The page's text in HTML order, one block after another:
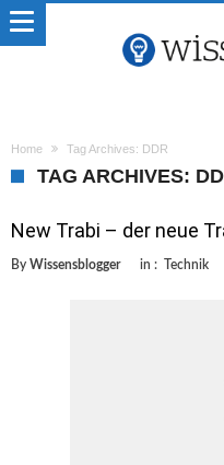
Home Tag Archives: DDR
TAG ARCHIVES:
New Trabi – der neue
By Wissensblogger in : Technik